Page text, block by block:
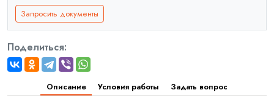
Запросить документы
Поделиться:
Описание Условия работы Задать вопрос